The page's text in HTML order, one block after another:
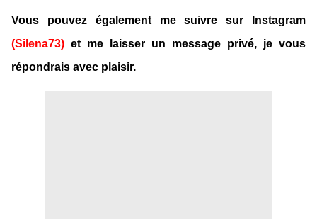
Vous pouvez également me suivre sur Instagram
(Silena73) et me laisser un message privé, je vous
répondrais avec plaisir.